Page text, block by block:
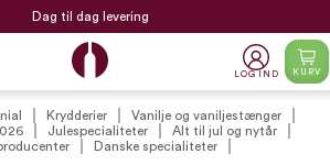
Dag til dag levering
LOG IND KURV
Krydderier
Vanilje og vaniljestænger
Julespecialiteter
Alt til jul og nytår
Danske specialiteter